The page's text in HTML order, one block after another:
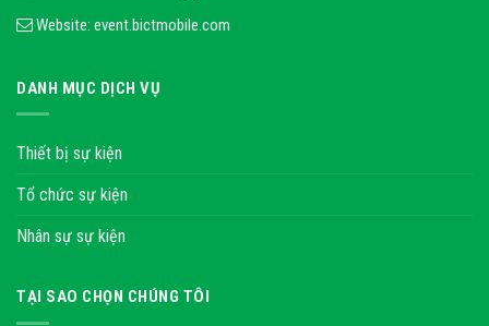
Website: event.bictmobile.com
DANH MỤC DỊCH VỤ
Thiết bị sự kiện
Tổ chức sự kiện
Nhân sự sự kiện
TẠI SAO CHỌN CHÚNG TÔI